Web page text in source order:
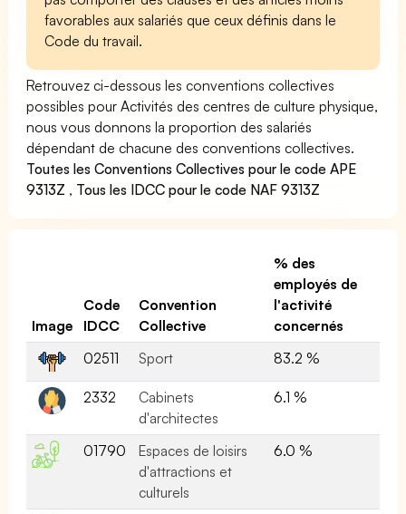
favorables aux salariés que ceux définis dans le
Code du travail.
Retrouvez ci-dessous les conventions collectives
possibles pour Activités des centres de culture physique,
nous vous donnons la proportion des salariés
dépendant de chacune des conventions collectives.
Toutes les Conventions Collectives pour le code APE
9313Z , Tous les IDCC pour le code NAF 9313Z
Image
Code
IDCC
Convention
Collective
% des
employés de
l'activité
concernés
02511
Sport 83.2 %
2332
Cabinets
d'architectes
6.1 %
01790
Espaces de loisirs
d'attractions et
culturels
6.0 %